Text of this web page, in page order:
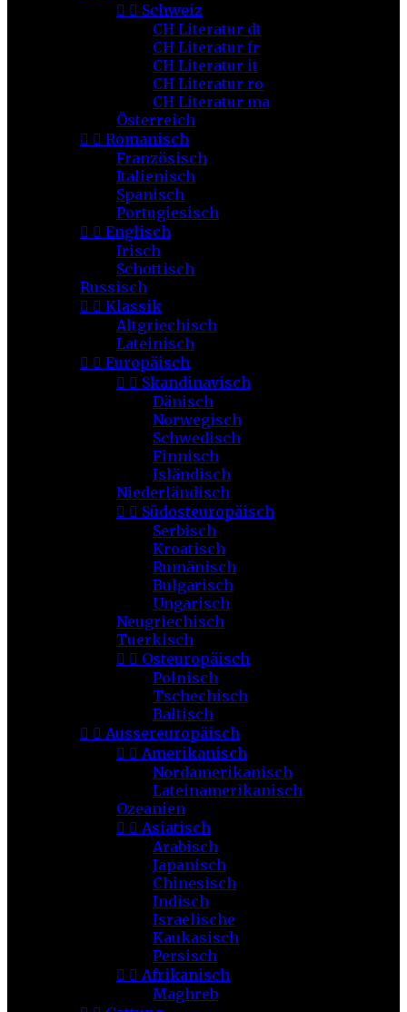
  Schweiz
CH Literatur dt
CH Literatur fr
CH Literatur it
CH Literatur ro
CH Literatur ma
Österreich
  Romanisch
Französisch
Italienisch
Spanisch
Portugiesisch
  Englisch
Irisch
Schottisch
Russisch
  Klassik
Altgriechisch
Lateinisch
  Europäisch
  Skandinavisch
Dänisch
Norwegisch
Schwedisch
Finnisch
Isländisch
Niederländisch
  Südosteuropäisch
Serbisch
Kroatisch
Rumänisch
Bulgarisch
Ungarisch
Neugriechisch
Tuerkisch
  Osteuropäisch
Polnisch
Tschechisch
Baltisch
  Aussereuropäisch
  Amerikanisch
Nordamerikanisch
Lateinamerikanisch
Ozeanien
  Asiatisch
Arabisch
Japanisch
Chinesisch
Indisch
Israelische
Kaukasisch
Persisch
  Afrikanisch
Maghreb